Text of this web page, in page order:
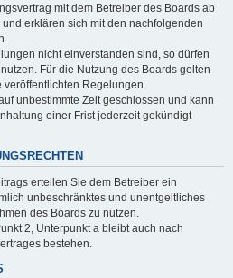
mit dem Betreiber des Boards ab
und erklären sich mit den nachfolgenden
nicht einverstanden sind, so dürfen
Für die Nutzung des Boards gelten
Regelungen.
unbestimmte Zeit geschlossen und kann
einer Frist jederzeit gekündigt
erteilen Sie dem Betreiber ein
unbeschränktes und unentgeltliches
des Boards zu nutzen.
2, Unterpunkt a bleibt auch nach
bestehen.